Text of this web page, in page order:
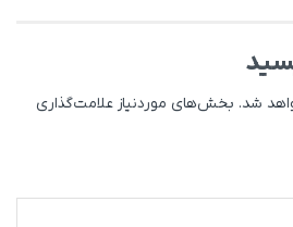
شد. بخش‌های موردنیاز علامت‌گذاری